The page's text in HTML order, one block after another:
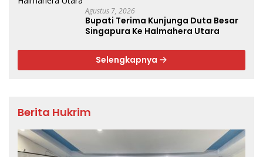
Agustus 7, 2026
Bupati Terima Kunjunga Duta Besar
Singapura Ke Halmahera Utara
Selengkapnya
Berita Hukrim